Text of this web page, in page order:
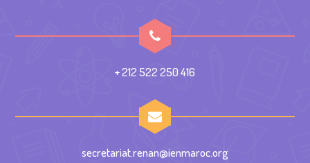
+ 212 522 250 416
secretariat.renan@ienmaroc.org